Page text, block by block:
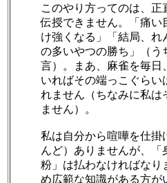
このやり方ってのは、正
伝授できません。「痛い
け強くなる」「結局、れ
の多いやつの勝ち」（う
言）。まあ、麻雀を毎日
いればその端っこぐらい
れません（ちなみに私は
ません）。
私は自分から喧嘩を仕掛
んど）ありませんが、「
粉」は払わなければなり
め広範な知識がある方が